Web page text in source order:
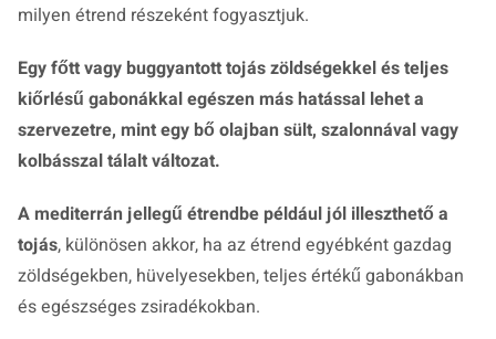
milyen étrend részeként fogyasztjuk.
Egy főtt vagy buggyantott tojás zöldségekkel és teljes
kiőrlésű gabonákkal egészen más hatással lehet a
szervezetre, mint egy bő olajban sült, szalonnával vagy
kolbásszal tálalt változat.
A mediterrán jellegű étrendbe például jól illeszthető a
tojás, különösen akkor, ha az étrend egyébként gazdag
zöldségekben, hüvelyesekben, teljes értékű gabonákban
és egészséges zsiradékokban.